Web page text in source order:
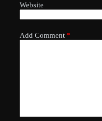
Website
Add Comment *